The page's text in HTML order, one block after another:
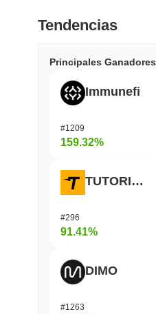
Tendencias
Principales Ganadores
Immunefi
#1209
159.32%
TUTORIAL
#296
91.41%
DIMO
#1263